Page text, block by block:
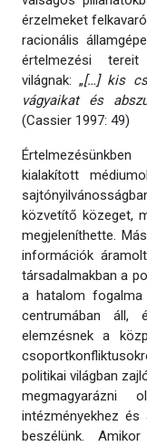
érzelmeket
racionális
értelmezési
világnak: „[…] kis
vágyaikat és
(Cassier 1997: 49)
kialakított
közvetítő közeget,
megjeleníthette.
információk
társadalmakban a
a hatalom
centrumában
elemzésnek a
politikai világban
intézményekhez és
beszélünk.